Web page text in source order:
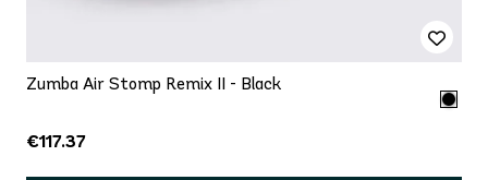
Zumba Air Stomp Remix II - Black
€117.37